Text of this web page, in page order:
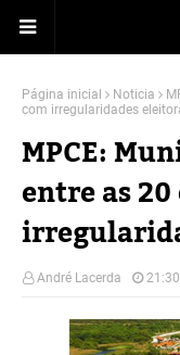
Página inicial Noticia
com irregularidades
MPCE:
entre as
André Lacerda 21:30